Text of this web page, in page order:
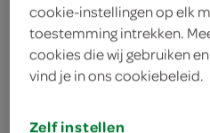
1 bakje cherry-/kerstomaatjes
8 soepstengels
cookie-instellingen op elk
toestemming intrekken.
cookies die wij gebruiken
vind je in ons cookiebeleid.
Zelf instellen